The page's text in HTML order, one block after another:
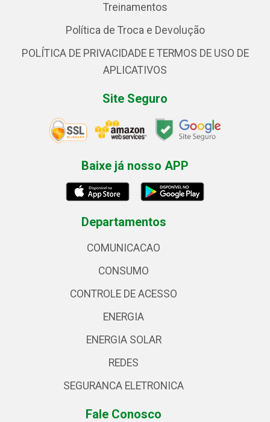
Treinamentos
Política de Troca e Devolução
POLÍTICA DE PRIVACIDADE E TERMOS DE USO DE
APLICATIVOS
Site Seguro
Baixe já nosso APP
Departamentos
COMUNICACAO
CONSUMO
CONTROLE DE ACESSO
ENERGIA
ENERGIA SOLAR
REDES
SEGURANCA ELETRONICA
Fale Conosco